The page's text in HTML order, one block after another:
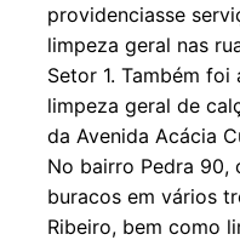
providenciasse
limpeza geral nas
Setor 1. Também
limpeza geral de
da Avenida Acácia
No bairro Pedra
buracos em vários
Ribeiro, bem como